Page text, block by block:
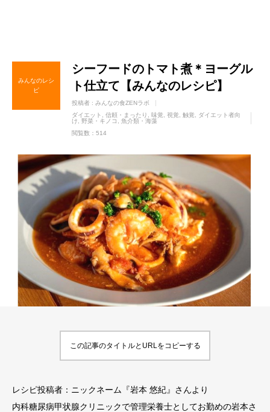
みんなのレシ
ピ
シーフードのトマト煮＊ヨーグル
ト仕立て【みんなのレシピ】
投稿者 : みんなの食ZENラボ
ダイエット
信頼・まったり 味覚 視覚 触覚
ダイエット者向
け
野菜・キノコ
魚介類・海藻
閲覧数：514
この記事のタイトルとURLをコピーする
レシピ投稿者：ニックネーム『岩本 悠紀』さんより
内科糖尿病甲状腺クリニックで管理栄養士としてお勤めの岩本さ